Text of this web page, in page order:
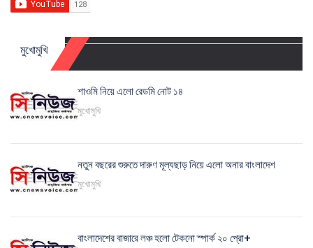
মুখোমুখি
শাওমি নিয়ে এলো রেডমি নোট ১৪
মুখোমুখি
নতুন বছরের শুরুতে দারুণ মূল্যছাড় নিয়ে এলো অনার বাংলাদেশ
মুখোমুখি
বাংলাদেশের বাজারে লঞ্চ হলো টেকনো স্পার্ক ২০ প্রো+